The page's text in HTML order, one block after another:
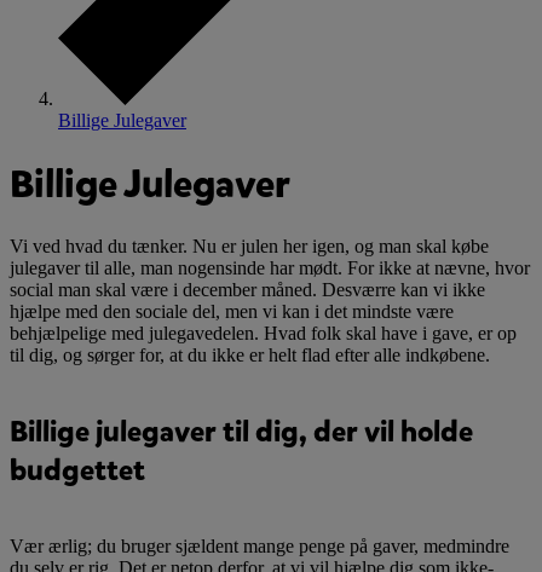
Billige Julegaver
Billige Julegaver
Vi ved hvad du tænker. Nu er julen her igen, og man skal købe
julegaver til alle, man nogensinde har mødt. For ikke at nævne, hvor
social man skal være i december måned. Desværre kan vi ikke
hjælpe med den sociale del, men vi kan i det mindste være
behjælpelige med julegavedelen. Hvad folk skal have i gave, er op
til dig, og sørger for, at du ikke er helt flad efter alle indkøbene.
Billige julegaver til dig, der vil holde
budgettet
Vær ærlig; du bruger sjældent mange penge på gaver, medmindre
du selv er rig. Det er netop derfor, at vi vil hjælpe dig som ikke-